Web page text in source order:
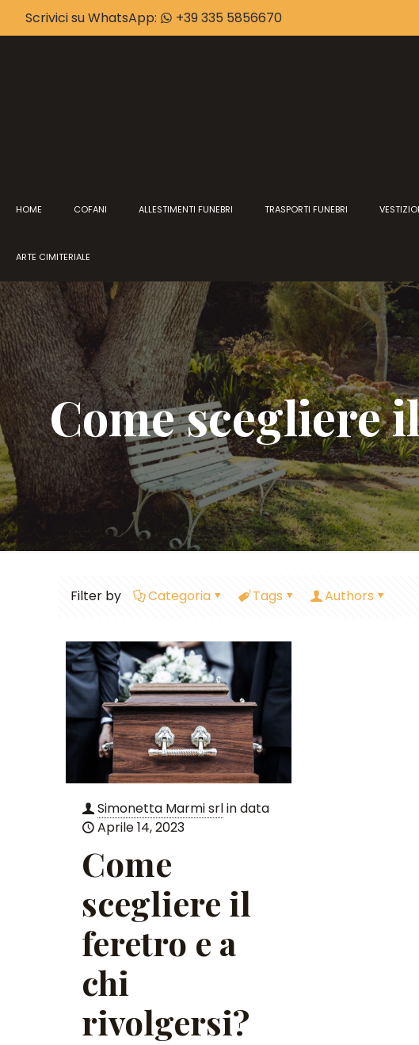
Scrivici su WhatsApp: +39 335 5856670
HOME COFANI ALLESTIMENTI FUNEBRI TRASPORTI FUNEBRI
ARTE CIMITERIALE
Come scegliere
Filter by Categoria Tags Authors
Simonetta Marmi srlin data
Aprile 14, 2023
Come
scegliere il
feretro e a
chi
rivolgersi?